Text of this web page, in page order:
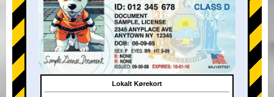
Lokalt Kørekort